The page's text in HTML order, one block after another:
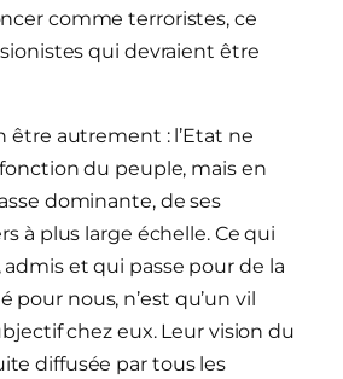
comme terroristes, ce
qui devraient être
être autrement : l’Etat ne
du peuple, mais en
dominante, de ses
à plus large échelle. Ce qui
et qui passe pour de la
nous, n’est qu’un vil
chez eux. Leur vision du
diffusée par tous les